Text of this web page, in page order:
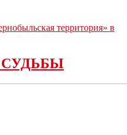
территория» в